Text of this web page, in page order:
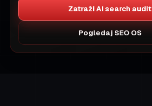
Zatraži AI search audit
Pogledaj SEO OS